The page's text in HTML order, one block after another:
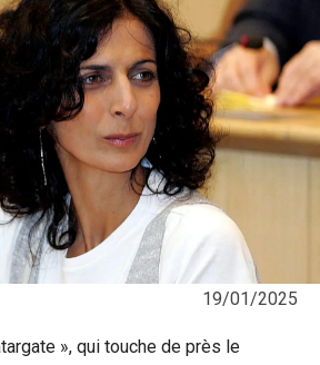
19/01/2025
», qui touche de près le